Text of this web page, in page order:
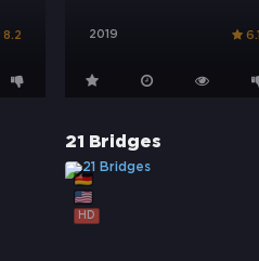
8.2 2019
21 Bridges
HD